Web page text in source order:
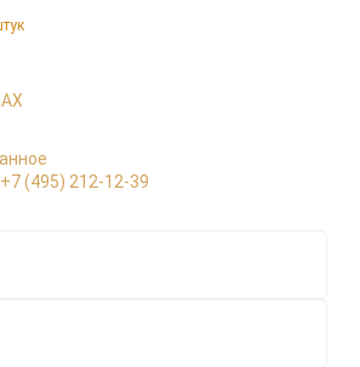
+7 (495) 212-12-39